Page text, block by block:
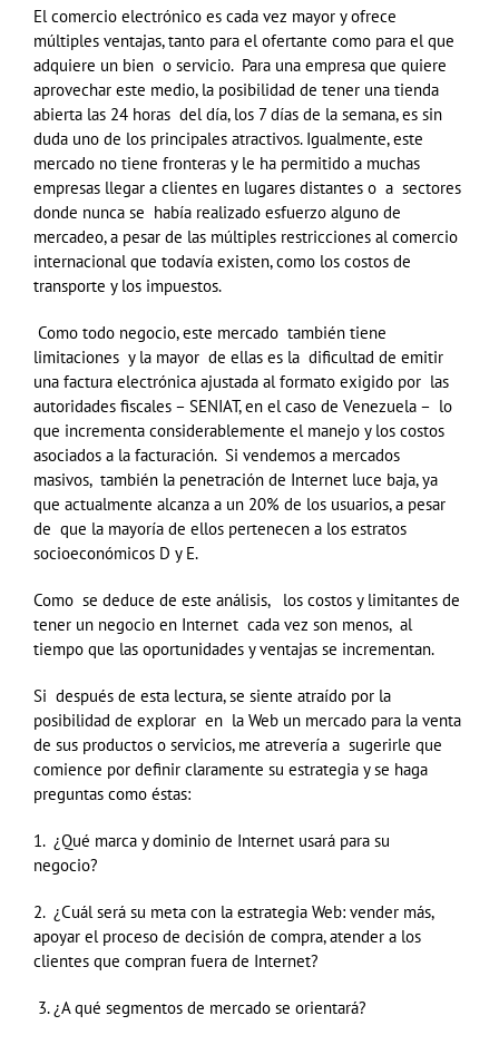
El comercio electrónico es cada vez mayor y ofrece
múltiples ventajas, tanto para el ofertante como para el que
adquiere un bien o servicio. Para una empresa que quiere
aprovechar este medio, la posibilidad de tener una tienda
abierta las 24 horas del día, los 7 días de la semana, es sin
duda uno de los principales atractivos. Igualmente, este
mercado no tiene fronteras y le ha permitido a muchas
empresas llegar a clientes en lugares distantes o a sectores
donde nunca se había realizado esfuerzo alguno de
mercadeo, a pesar de las múltiples restricciones al comercio
internacional que todavía existen, como los costos de
transporte y los impuestos.
Como todo negocio, este mercado también tiene
limitaciones y la mayor de ellas es la dificultad de emitir
una factura electrónica ajustada al formato exigido por las
autoridades fiscales – SENIAT, en el caso de Venezuela – lo
que incrementa considerablemente el manejo y los costos
asociados a la facturación. Si vendemos a mercados
masivos, también la penetración de Internet luce baja, ya
que actualmente alcanza a un 20% de los usuarios, a pesar
de que la mayoría de ellos pertenecen a los estratos
socioeconómicos D y E.
Como se deduce de este análisis, los costos y limitantes de
tener un negocio en Internet cada vez son menos, al
tiempo que las oportunidades y ventajas se incrementan.
Si después de esta lectura, se siente atraído por la
posibilidad de explorar en la Web un mercado para la venta
de sus productos o servicios, me atrevería a sugerirle que
comience por definir claramente su estrategia y se haga
preguntas como éstas:
1. ¿Qué marca y dominio de Internet usará para su
negocio?
2. ¿Cuál será su meta con la estrategia Web: vender más,
apoyar el proceso de decisión de compra, atender a los
clientes que compran fuera de Internet?
3. ¿A qué segmentos de mercado se orientará?